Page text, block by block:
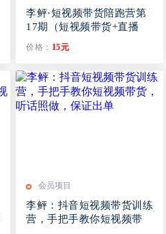
李鲆·短视频带货陪跑营第
17期（短视频带货+直播
价格： 15元
会员项目
李鲆：抖音短视频带货训练
营，手把手教你短视频带